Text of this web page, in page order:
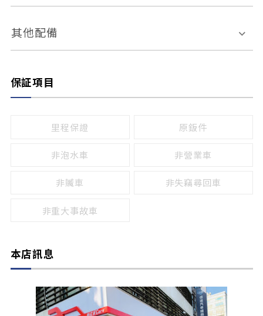
無
有
感應頭燈
頭燈光源
其他配備
保証項目
里程保證 原鈑件
非泡水車 非營業車
非贓車 非失竊尋回車
非重大事故車
本店訊息